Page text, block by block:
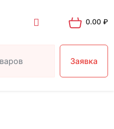
0.00 ₽
Заявка